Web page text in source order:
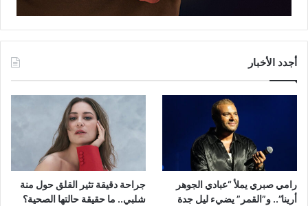
أجدد الأخبار
رامي صبري يملأ “عبادي الجوهر
أرينا”.. و”القمر” يضيء ليل جدة
جراحة دقيقة تثير القلق حول منة
شلبي.. ما حقيقة حالتها الصحية؟